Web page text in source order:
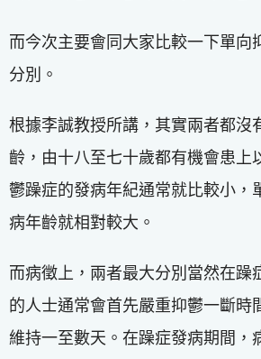
而今次主要會同大家比較一下單向
分別。
根據李誠教授所講，其實兩者都沒
齡，由十八至七十歲都有機會患上
鬱躁症的發病年紀通常就比較小，
病年齡就相對較大。
而病徵上，兩者最大分別當然在躁
的人士通常會首先嚴重抑鬱一斷時
維持一至數天。在躁症發病期間，